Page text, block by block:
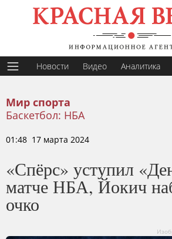
Новости Видео Аналитика
Мир спорта
Баскетбол: НБА
01:48 17 марта 2024
«Спёрс» уступил
матче НБА, Йокич
очко